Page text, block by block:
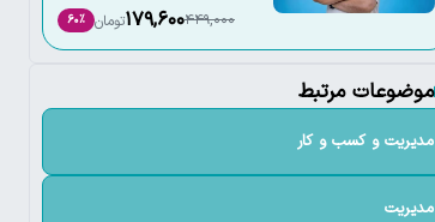
449,000
179,600تومان 60٪
موضوعات مرتبط
مدیریت و کسب و کار
مدیریت